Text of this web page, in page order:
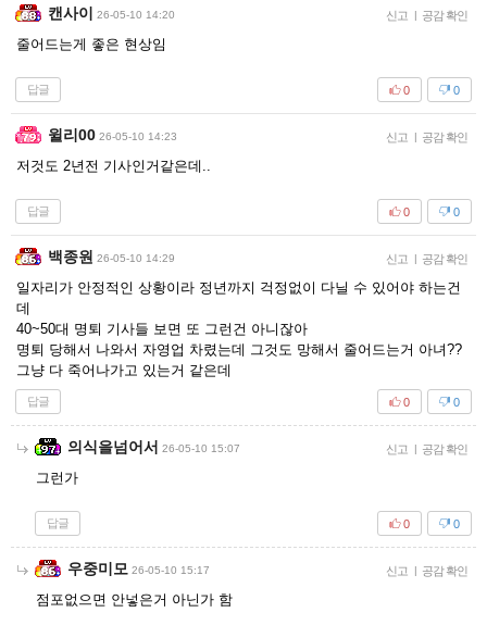
캔사이 26-05-10 14:20 신고 | 공감 확인
줄어드는게 좋은 현상임
답글 0
0
윌리00 26-05-10 14:23 신고 | 공감 확인
저것도 2년전 기사인거같은데..
답글 0
0
백종원 26-05-10 14:29 신고 | 공감 확인
일자리가 안정적인 상황이라 정년까지 걱정없이 다닐 수 있어야 하는건
데
40~50대 명퇴 기사들 보면 또 그런건 아니잖아
명퇴 당해서 나와서 자영업 차렸는데 그것도 망해서 줄어드는거 아녀??
그냥 다 죽어나가고 있는거 같은데
답글 0
0
의식을넘어서 26-05-10 15:07 신고 | 공감 확인
그런가
답글 0
0
우중미모 26-05-10 15:17 신고 | 공감 확인
점포없으면 안넣은거 아닌가 함